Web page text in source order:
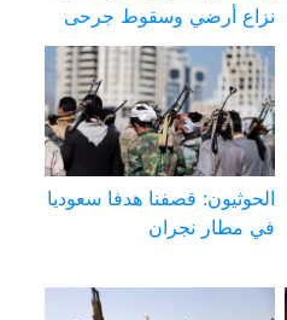
نزاع أرضي وسقوط جرحى
الحوثيون: قصفنا هدفا سعوديا
في مطار نجران